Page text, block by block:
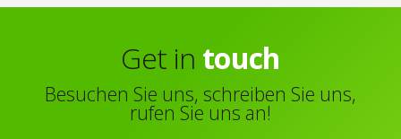
Get in touch
Besuchen Sie uns, schreiben Sie uns,
rufen Sie uns an!